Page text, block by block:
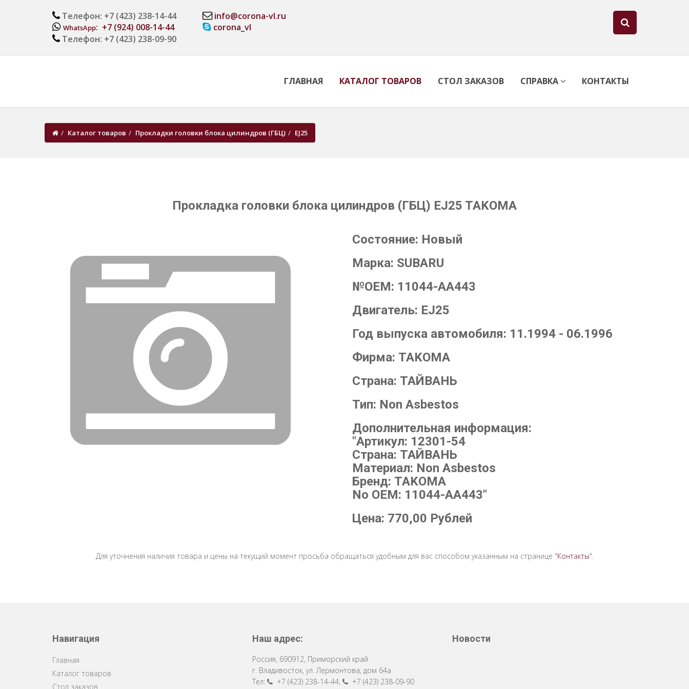
Телефон: +7 (423) 238-14-44
WhatsApp: +7 (924) 008-14-44
Телефон: +7 (423) 238-09-90
info@corona-vl.ru
corona_vl
ГЛАВНАЯ КАТАЛОГ ТОВАРОВ СТОЛ ЗАКАЗОВ СПРАВКА КОНТАКТЫ
Каталог товаров Прокладки головки блока цилиндров (ГБЦ) EJ25
Прокладка головки блока цилиндров (ГБЦ) EJ25 TAKOMA
Состояние: Новый
Марка: SUBARU
№OEM: 11044-AA443
Двигатель: EJ25
Год выпуска автомобиля: 11.1994 - 06.1996
Фирма: TAKOMA
Страна: ТАЙВАНЬ
Тип: Non Asbestos
Дополнительная информация:
"Артикул: 12301-54
Страна: ТАЙВАНЬ
Материал: Non Asbestos
Бренд: TAKOMA
No OEM: 11044-AA443"
Цена: 770,00 Рублей
Для уточнения наличия товара и цены на текущий момент просьба обращаться удобным для вас способом указанным на странице "Контакты".
Навигация
Главная
Каталог товаров
Стол заказов
Наш адрес:
Россия, 690912, Приморский край
г. Владивосток, ул. Лермонтова, дом 64a
Тел:
+7 (423) 238-14-44,
+7 (423) 238-09-90
Новости